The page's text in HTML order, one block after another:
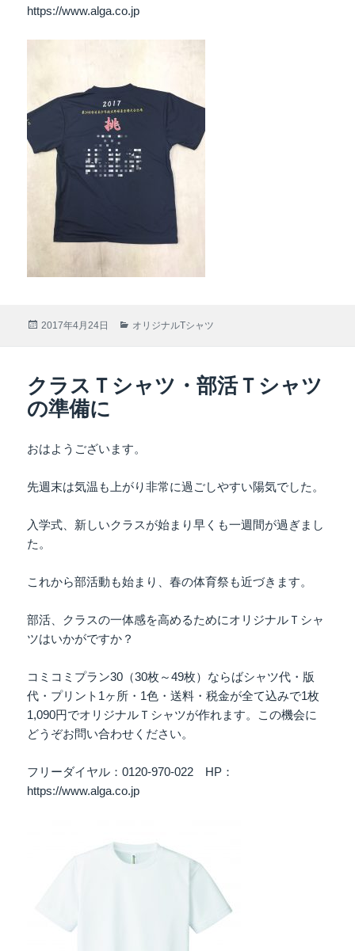
https://www.alga.co.jp
投
2017年4月24日
カ
ー
オリジナルTシャツ
クラスＴシャツ・部活Ｔシャツ
の準備に
おはようございます。
先週末は気温も上がり非常に過ごしやすい陽気でした。
入学式、新しいクラスが始まり早くも一週間が過ぎまし
た。
これから部活動も始まり、春の体育祭も近づきます。
部活、クラスの一体感を高めるためにオリジナルＴシャ
ツはいかがですか？
コミコミプラン30（30枚～49枚）ならばシャツ代・版
代・プリント1ヶ所・1色・送料・税金が全て込みで1枚
1,090円でオリジナルＴシャツが作れます。この機会に
どうぞお問い合わせください。
フリーダイヤル：0120-970-022 HP：
https://www.alga.co.jp